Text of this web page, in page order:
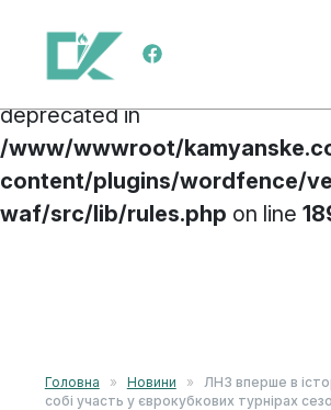
Deprecated
: preg_replace():
parameter #3 ($subject) of type
deprecated in
/www/wwwroot/
content/plugins/wordfence/
waf/src/lib/rules.php on line
Main Navigation
Головна » Новини »
ЛНЗ вперше в
собі участь у єврокубкових турнірах